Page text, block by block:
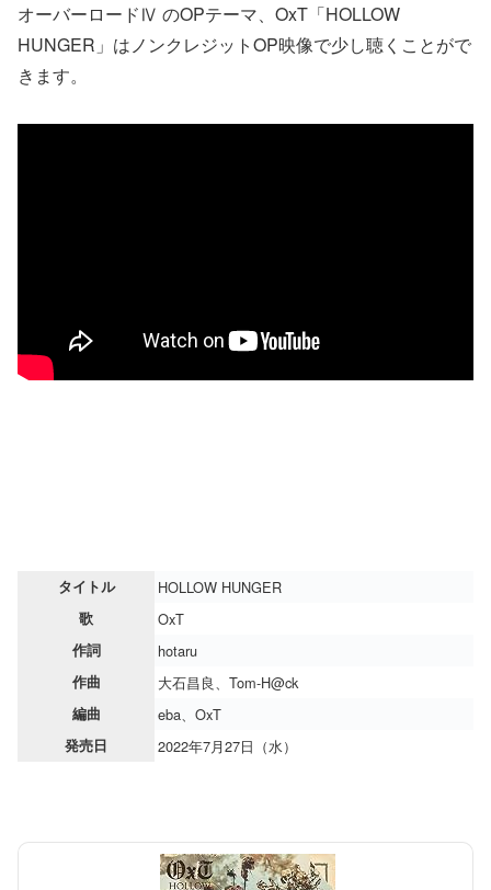
オーバーロードⅣ のOPテーマ、OxT「HOLLOW
HUNGER」はノンクレジットOP映像で少し聴くことがで
きます。
タイトル HOLLOW HUNGER
歌 OxT
作詞 hotaru
作曲 大石昌良、Tom-H@ck
編曲 eba、OxT
発売日 2022年7月27日（水）